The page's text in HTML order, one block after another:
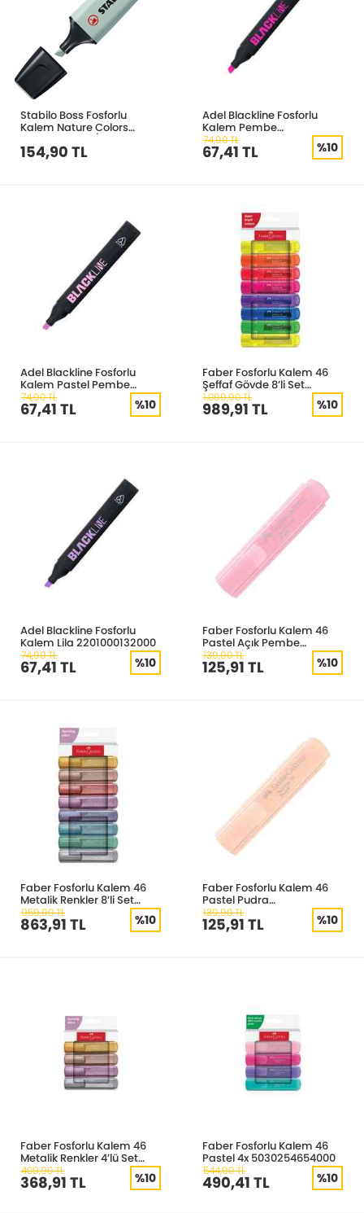
Stabilo Boss Fosforlu
Kalem Nature Colors
Esintili Mavi 70/163
154,90 TL
Adel Blackline Fosforlu
Kalem Pembe
2201000131000
74,90 TL
67,41 TL %10
Adel Blackline Fosforlu
Kalem Pastel Pembe
2201000134000
74,90 TL
67,41 TL %10
Faber Fosforlu Kalem 46
Şeffaf Gövde 8’li Set
5030254648000
1.099,90 TL
989,91 TL %10
Adel Blackline Fosforlu
Kalem Lila 2201000132000
74,90 TL
67,41 TL %10
Faber Fosforlu Kalem 46
Pastel Açık Pembe
5030154692000
139,90 TL
125,91 TL %10
Faber Fosforlu Kalem 46
Metalik Renkler 8’li Set
5030254678000
959,90 TL
863,91 TL %10
Faber Fosforlu Kalem 46
Pastel Pudra
5030154696000
139,90 TL
125,91 TL %10
Faber Fosforlu Kalem 46
Metalik Renkler 4’lü Set
5030254674000
409,90 TL
368,91 TL %10
Faber Fosforlu Kalem 46
Pastel 4x 5030254654000
544,90 TL
490,41 TL %10